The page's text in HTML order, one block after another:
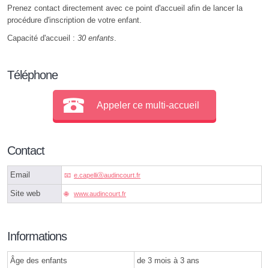
Prenez contact directement avec ce point d'accueil afin de lancer la
procédure d'inscription de votre enfant.
Capacité d'accueil : 30 enfants.
Téléphone
Appeler ce multi-accueil
Contact
Email e.capelliⓐaudincourt.fr
Site web www.audincourt.fr
Informations
Âge des enfants de 3 mois à 3 ans